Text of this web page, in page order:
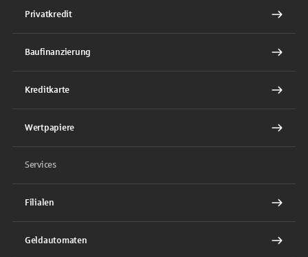
Privatkredit
Baufinanzierung
Kreditkarte
Wertpapiere
Services
Filialen
Geldautomaten